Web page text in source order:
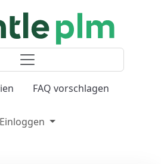
FAQ vorschlagen
Einloggen